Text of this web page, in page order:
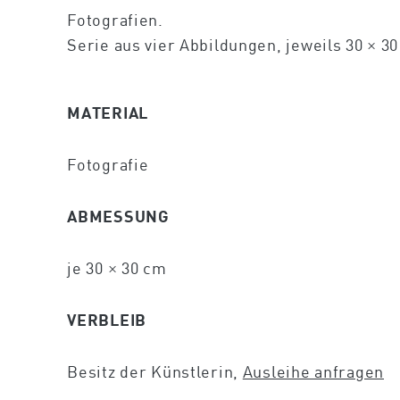
Fotografien.
Serie aus vier Abbildungen, jeweils 30 ×
MATERIAL
Fotografie
ABMESSUNG
je 30 × 30 cm
VERBLEIB
Besitz der Künstlerin, Ausleihe anfragen